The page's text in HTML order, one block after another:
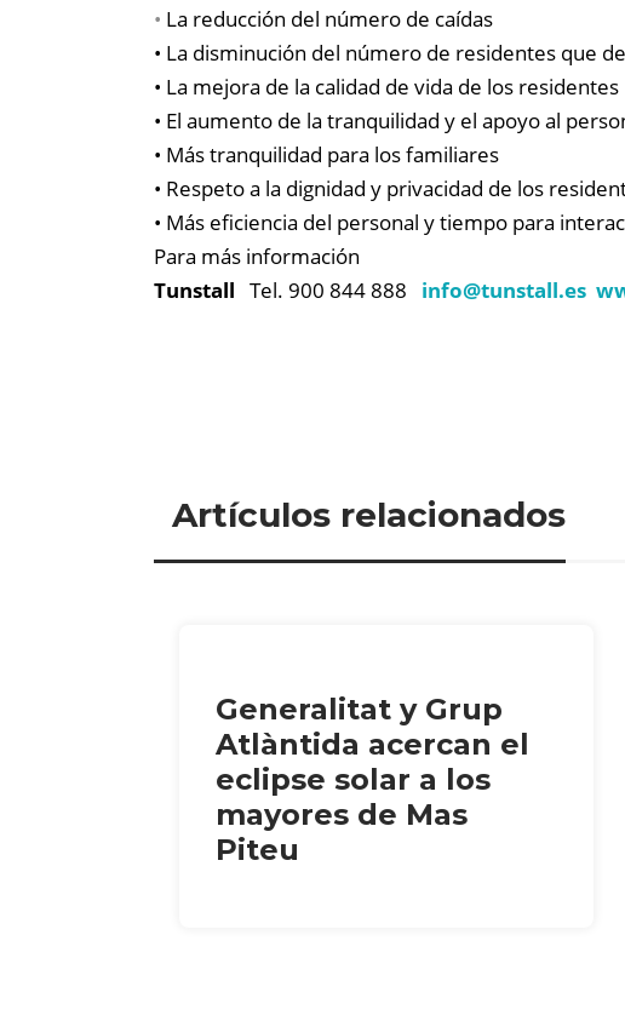
• La reducción del número de caídas
• La disminución del número de residentes que
• La mejora de la calidad de vida de los residentes
• El aumento de la tranquilidad y el apoyo al
• Más tranquilidad para los familiares
• Respeto a la dignidad y privacidad de los
• Más eficiencia del personal y tiempo para
Para más información
Tunstall Tel. 900 844 888 info@tunstall.es
Artículos relacionados
Generalitat y Grup
Atlàntida acercan el
eclipse solar a los
mayores de Mas
Piteu